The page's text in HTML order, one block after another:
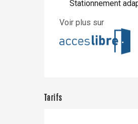
Stationnement
Voir plus sur
Tarifs